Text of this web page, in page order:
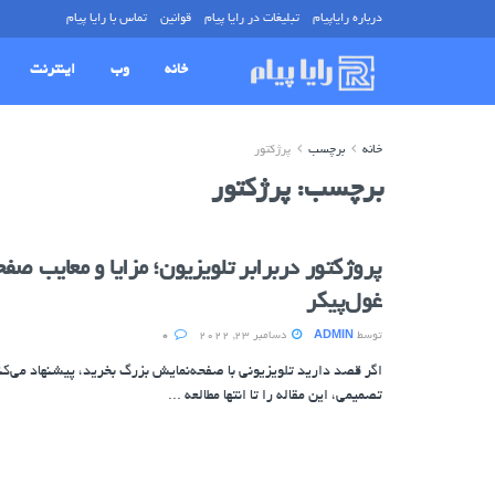
درباره رایاپیام تبلیغات در رایا پیام قوانین تماس با رایا پیام
خانه وب اینترنت
خانه برچسب پرژکتور
برچسب:پرژکتور
پروژکتور دربرابر تلویزیون؛ مزایا و معایب
غول‌پیکر
توسط ADMIN دسامبر 23, 2022
اگر قصد دارید تلویزیونی با صفحه‌نمایش بزرگ بخرید، پیشنهاد
تصمیمی، این مقاله را تا انتها مطالعه ...